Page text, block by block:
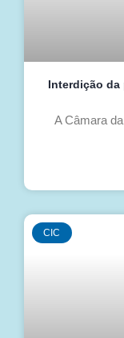
Interdição da
A Câmara
CIC